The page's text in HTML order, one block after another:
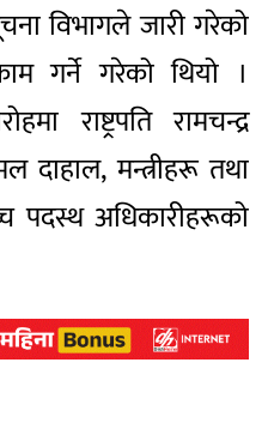
विभागले जारी गरेको
गर्ने गरेको थियो ।
राष्ट्रपति रामचन्द्र
दाहाल, मन्त्रीहरू तथा
पदस्थ अधिकारीहरूको